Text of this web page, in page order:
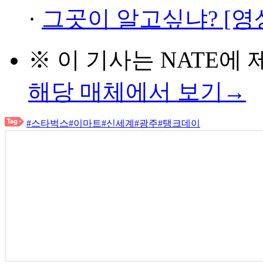
· 그곳이 알고싶냐? [
※ 이 기사는 NATE에
해당 매체에서 보기→
#스타벅스#이마트#신세계 #광주#탱크데이